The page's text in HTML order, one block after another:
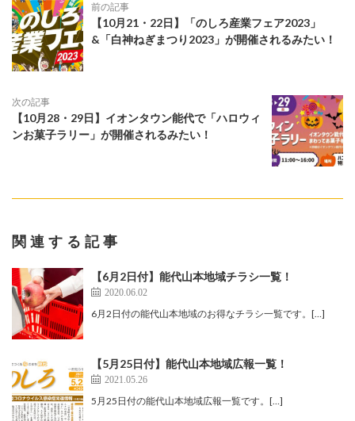
前の記事
【10月21・22日】「のしろ産業フェア2023」
&「白神ねぎまつり2023」が開催されるみたい！
次の記事
【10月28・29日】イオンタウン能代で「ハロウィ
ンお菓子ラリー」が開催されるみたい！
関連する記事
【6月2日付】能代山本地域チラシ一覧！
2020.06.02
6月2日付の能代山本地域のお得なチラシ一覧です。[…]
【5月25日付】能代山本地域広報一覧！
2021.05.26
5月25日付の能代山本地域広報一覧です。[…]